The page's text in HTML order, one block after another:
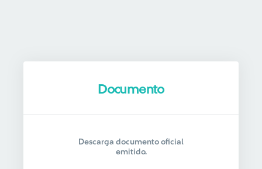
Documento
Descarga documento oficial
emitido.